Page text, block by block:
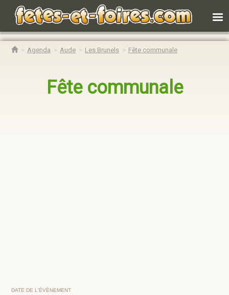
Agenda Aude Les Brunels Fête communale
Fête communale
DATE DE L'ÉVÈNEMENT